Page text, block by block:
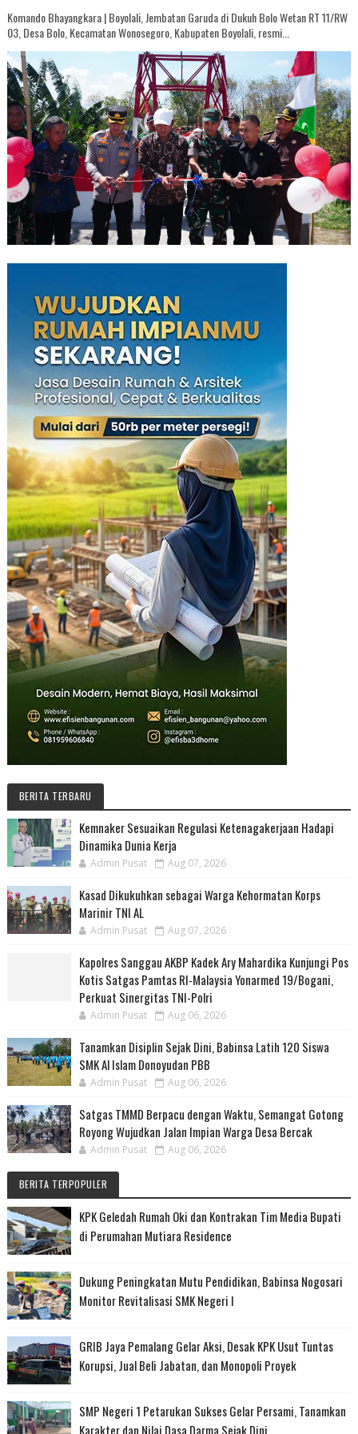
Komando Bhayangkara | Boyolali, Jembatan Garuda di Dukuh Bolo Wetan RT 11/RW
03, Desa Bolo, Kecamatan Wonosegoro, Kabupaten Boyolali, resmi...
BERITA TERBARU
Kemnaker Sesuaikan Regulasi Ketenagakerjaan Hadapi
Dinamika Dunia Kerja
Admin Pusat Aug 07, 2026
Kasad Dikukuhkan sebagai Warga Kehormatan Korps
Marinir TNI AL
Admin Pusat Aug 07, 2026
Kapolres Sanggau AKBP Kadek Ary Mahardika Kunjungi Pos
Kotis Satgas Pamtas RI-Malaysia Yonarmed 19/Bogani,
Perkuat Sinergitas TNI-Polri
Admin Pusat Aug 06, 2026
Tanamkan Disiplin Sejak Dini, Babinsa Latih 120 Siswa
SMK Al Islam Donoyudan PBB
Admin Pusat Aug 06, 2026
Satgas TMMD Berpacu dengan Waktu, Semangat Gotong
Royong Wujudkan Jalan Impian Warga Desa Bercak
Admin Pusat Aug 06, 2026
BERITA TERPOPULER
KPK Geledah Rumah Oki dan Kontrakan Tim Media Bupati
di Perumahan Mutiara Residence
Dukung Peningkatan Mutu Pendidikan, Babinsa Nogosari
Monitor Revitalisasi SMK Negeri I
GRIB Jaya Pemalang Gelar Aksi, Desak KPK Usut Tuntas
Korupsi, Jual Beli Jabatan, dan Monopoli Proyek
SMP Negeri 1 Petarukan Sukses Gelar Persami, Tanamkan
Karakter dan Nilai Dasa Darma Sejak Dini